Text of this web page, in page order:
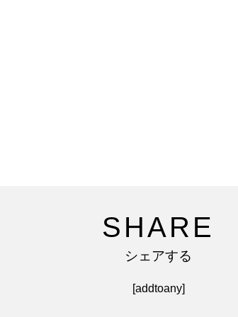
SHARE
シェアする
[addtoany]